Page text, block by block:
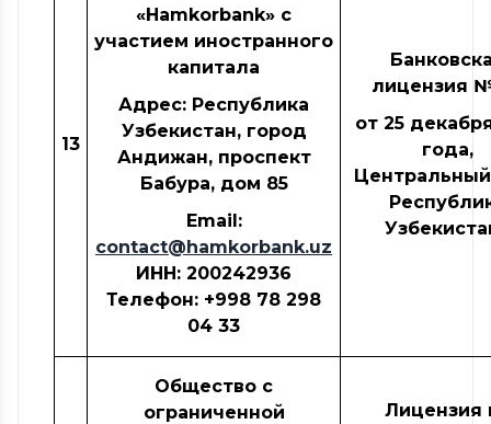
13
«Hamkorbank» с
участием иностранного
капитала
Адрес: Республика
Узбекистан, город
Андижан, проспект
Бабура, дом 85
Email:
contact@hamkorbank.uz
ИНН: 200242936
Телефон: +998 78 298
04 33
лицензия
от 25
года,
Общество с
ограниченной
Лицензия